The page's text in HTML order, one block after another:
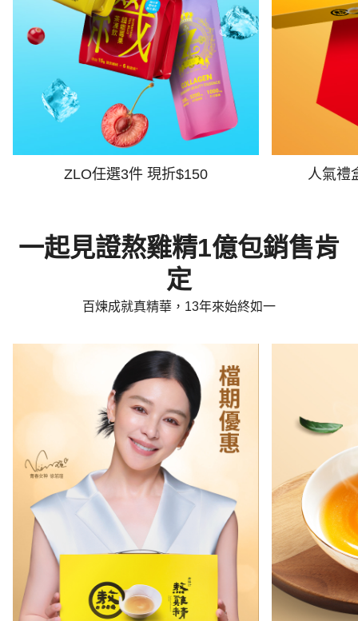
ZLO任選3件 現折$150 人氣禮
一起見證熬雞精1億包銷售肯
定
百煉成就真精華，13年來始終如一